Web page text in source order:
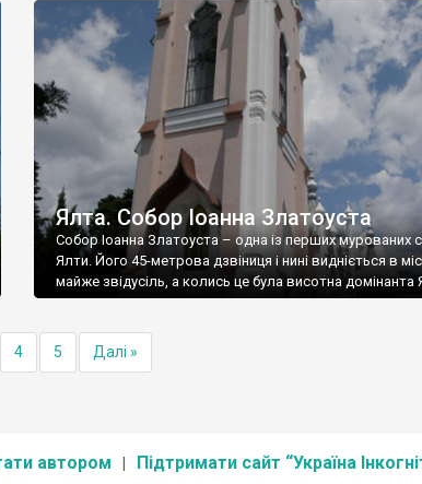
Ялта. Собор Іоанна Златоуста
Собор Іоанна Златоуста – одна із перших мурованих
Ялти. Його 45-метрова дзвіниця і нині видніється в
майже звідусіль, а колись це була висотна домінанта
4 5 Далі »
автором Підтримати сайт “Україна